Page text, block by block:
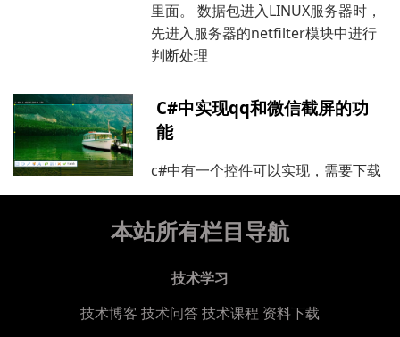
里面。 数据包进入LINUX服务器时，
先进入服务器的netfilter模块中进行
判断处理
C#中实现qq和微信截屏的功
能
c#中有一个控件可以实现，需要下载
本站所有栏目导航
技术学习
技术博客 技术问答技术课程 资料下载